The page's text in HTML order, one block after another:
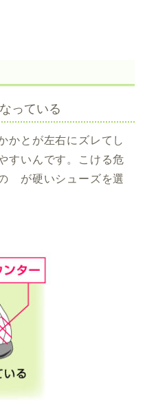
っている
かとが左右にズレてし
すいんです。こける危
が硬いシューズを選